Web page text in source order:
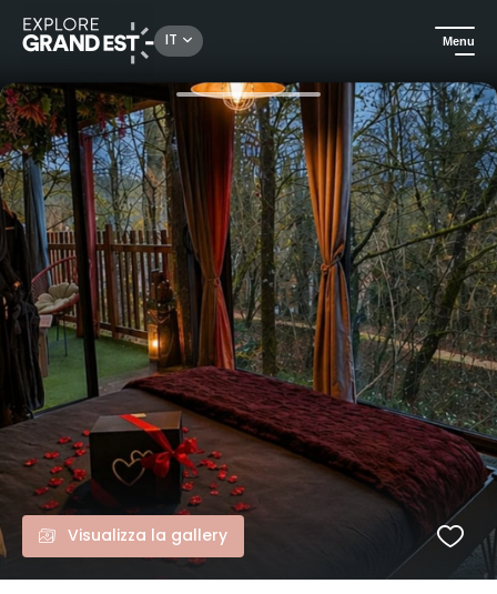
IT Menu
Campeggi e affitti in mezzo al verde La Féerie des anges: casa sull'albero, lodge o bolla con spa privata.
Visualizza la gallery